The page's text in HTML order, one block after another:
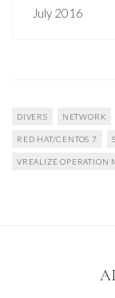
July 2016
DIVERS NETWORK
RED HAT/CENTOS 7
VREALIZE OPERATION